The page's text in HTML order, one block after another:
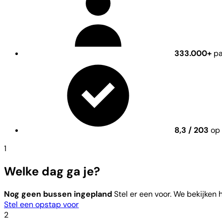
333.000+
8,3 / 203 op
1
Welke dag ga je?
Nog geen bussen ingeplandStel er een voor. We
Stel een opstap voor
2